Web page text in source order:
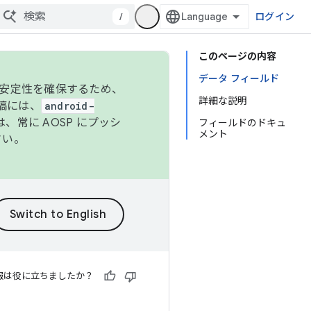
/ ログイン
このページの内容
データ フィールド
詳細な説明
フィールドのドキュ
メント
性を確保するため、
は、
android-
常に AOSP にプッシ
。
は役に立ちましたか？